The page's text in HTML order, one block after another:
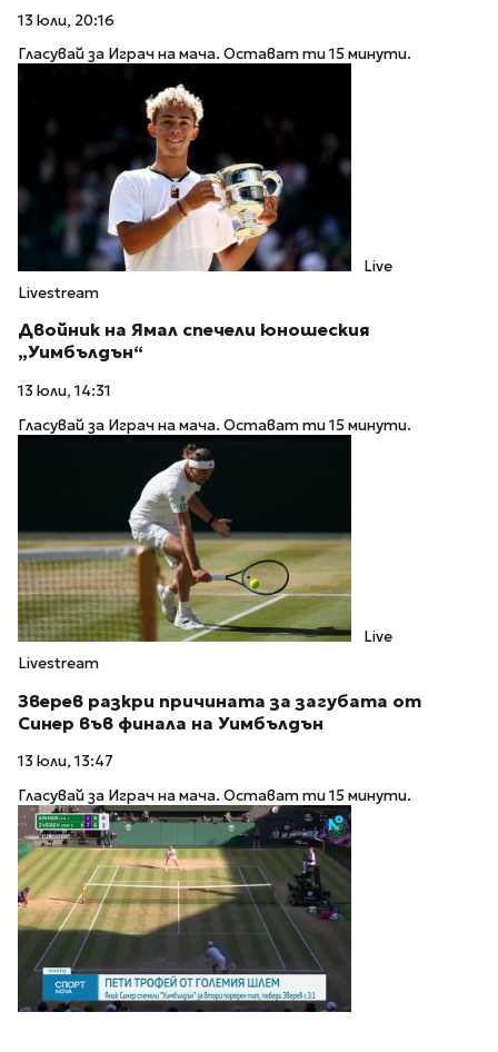
13 юли, 20:16
Гласувай за Играч на мача. Остават ти 15 минути.
Live
Livestream
Двойник на Ямал спечели юношеския
„Уимбълдън“
13 юли, 14:31
Гласувай за Играч на мача. Остават ти 15 минути.
Live
Livestream
Зверев разкри причината за загубата от
Синер във финала на Уимбълдън
13 юли, 13:47
Гласувай за Играч на мача. Остават ти 15 минути.